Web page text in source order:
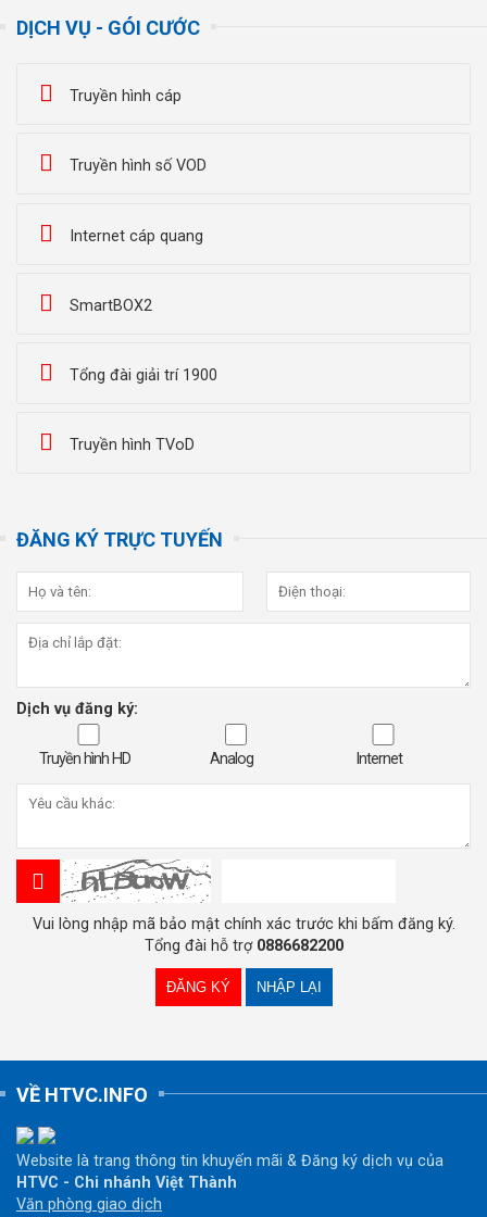
DỊCH VỤ - GÓI CƯỚC
Truyền hình cáp
Truyền hình số VOD
Internet cáp quang
SmartBOX2
Tổng đài giải trí 1900
Truyền hình TVoD
ĐĂNG KÝ TRỰC TUYẾN
Dịch vụ đăng ký:
Truyền hình HD Analog Internet
Vui lòng nhập mã bảo mật chính xác trước khi bấm đăng ký.
Tổng đài hỗ trợ 0886682200
VỀ HTVC.INFO
Website là trang thông tin khuyến mãi & Đăng ký dịch vụ của
HTVC - Chi nhánh Việt Thành
Văn phòng giao dịch